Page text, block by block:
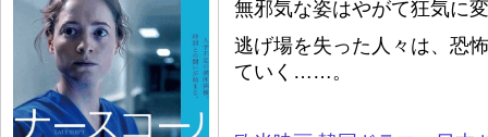
無邪気な姿はやがて狂気に
逃げ場を失った人々は、恐
ていく……。